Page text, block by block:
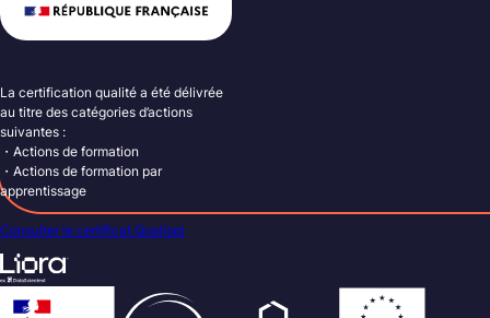
La certification qualité a été délivrée
au titre des catégories d’actions
suivantes :
・Actions de formation
・Actions de formation par
apprentissage
Consulter le certificat Qualiopi